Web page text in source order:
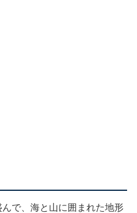
で、海と山に囲まれた地形